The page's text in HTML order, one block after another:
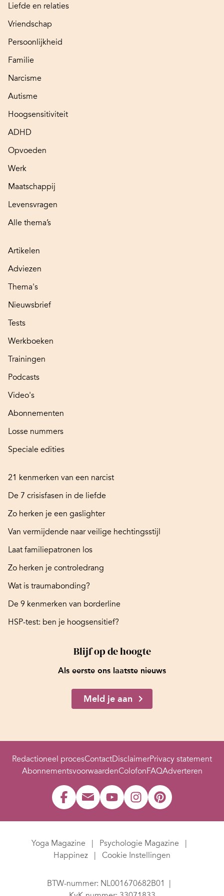
Liefde en relaties
Vriendschap
Persoonlijkheid
Familie
Narcisme
Autisme
Hoogsensitiviteit
ADHD
Opvoeden
Werk
Maatschappij
Levensvragen
Alle thema’s
Artikelen
Adviezen
Thema's
Nieuwsbrief
Tests
Werkboeken
Trainingen
Podcasts
Video's
Abonnementen
Losse nummers
Speciale edities
21 kenmerken van een narcist
De 7 crisisfasen in de liefde
Zo herken je een gaslighter
Van vermijdende naar veilige hechtingsstijl
Laat familiepatronen los
Zo herken je controledrang
Wat is traumabonding?
De 9 kenmerken van borderline
HSP-test: ben je hoogsensitief?
Blijf op de hoogte
Als eerste ons laatste nieuws
Meld je aan
Redactioneel procesContactDisclaimerPrivacy statement
AbonnementsvoorwaardenColofonFAQAdverteren
Yoga Magazine
Psychologie Magazine
Happinez
Cookie Instellingen
BTW-nummer: NL001670682B01